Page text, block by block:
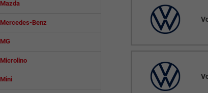
Mazda
Mercedes-Benz
MG
Microlino
Mini